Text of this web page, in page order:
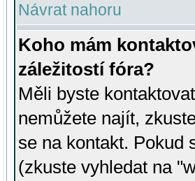
Návrat nahoru
Koho mám
záležitostí fóra?
Měli byste
nemůžete najít,
se na kontakt. Pokud
(zkuste vyhledat na